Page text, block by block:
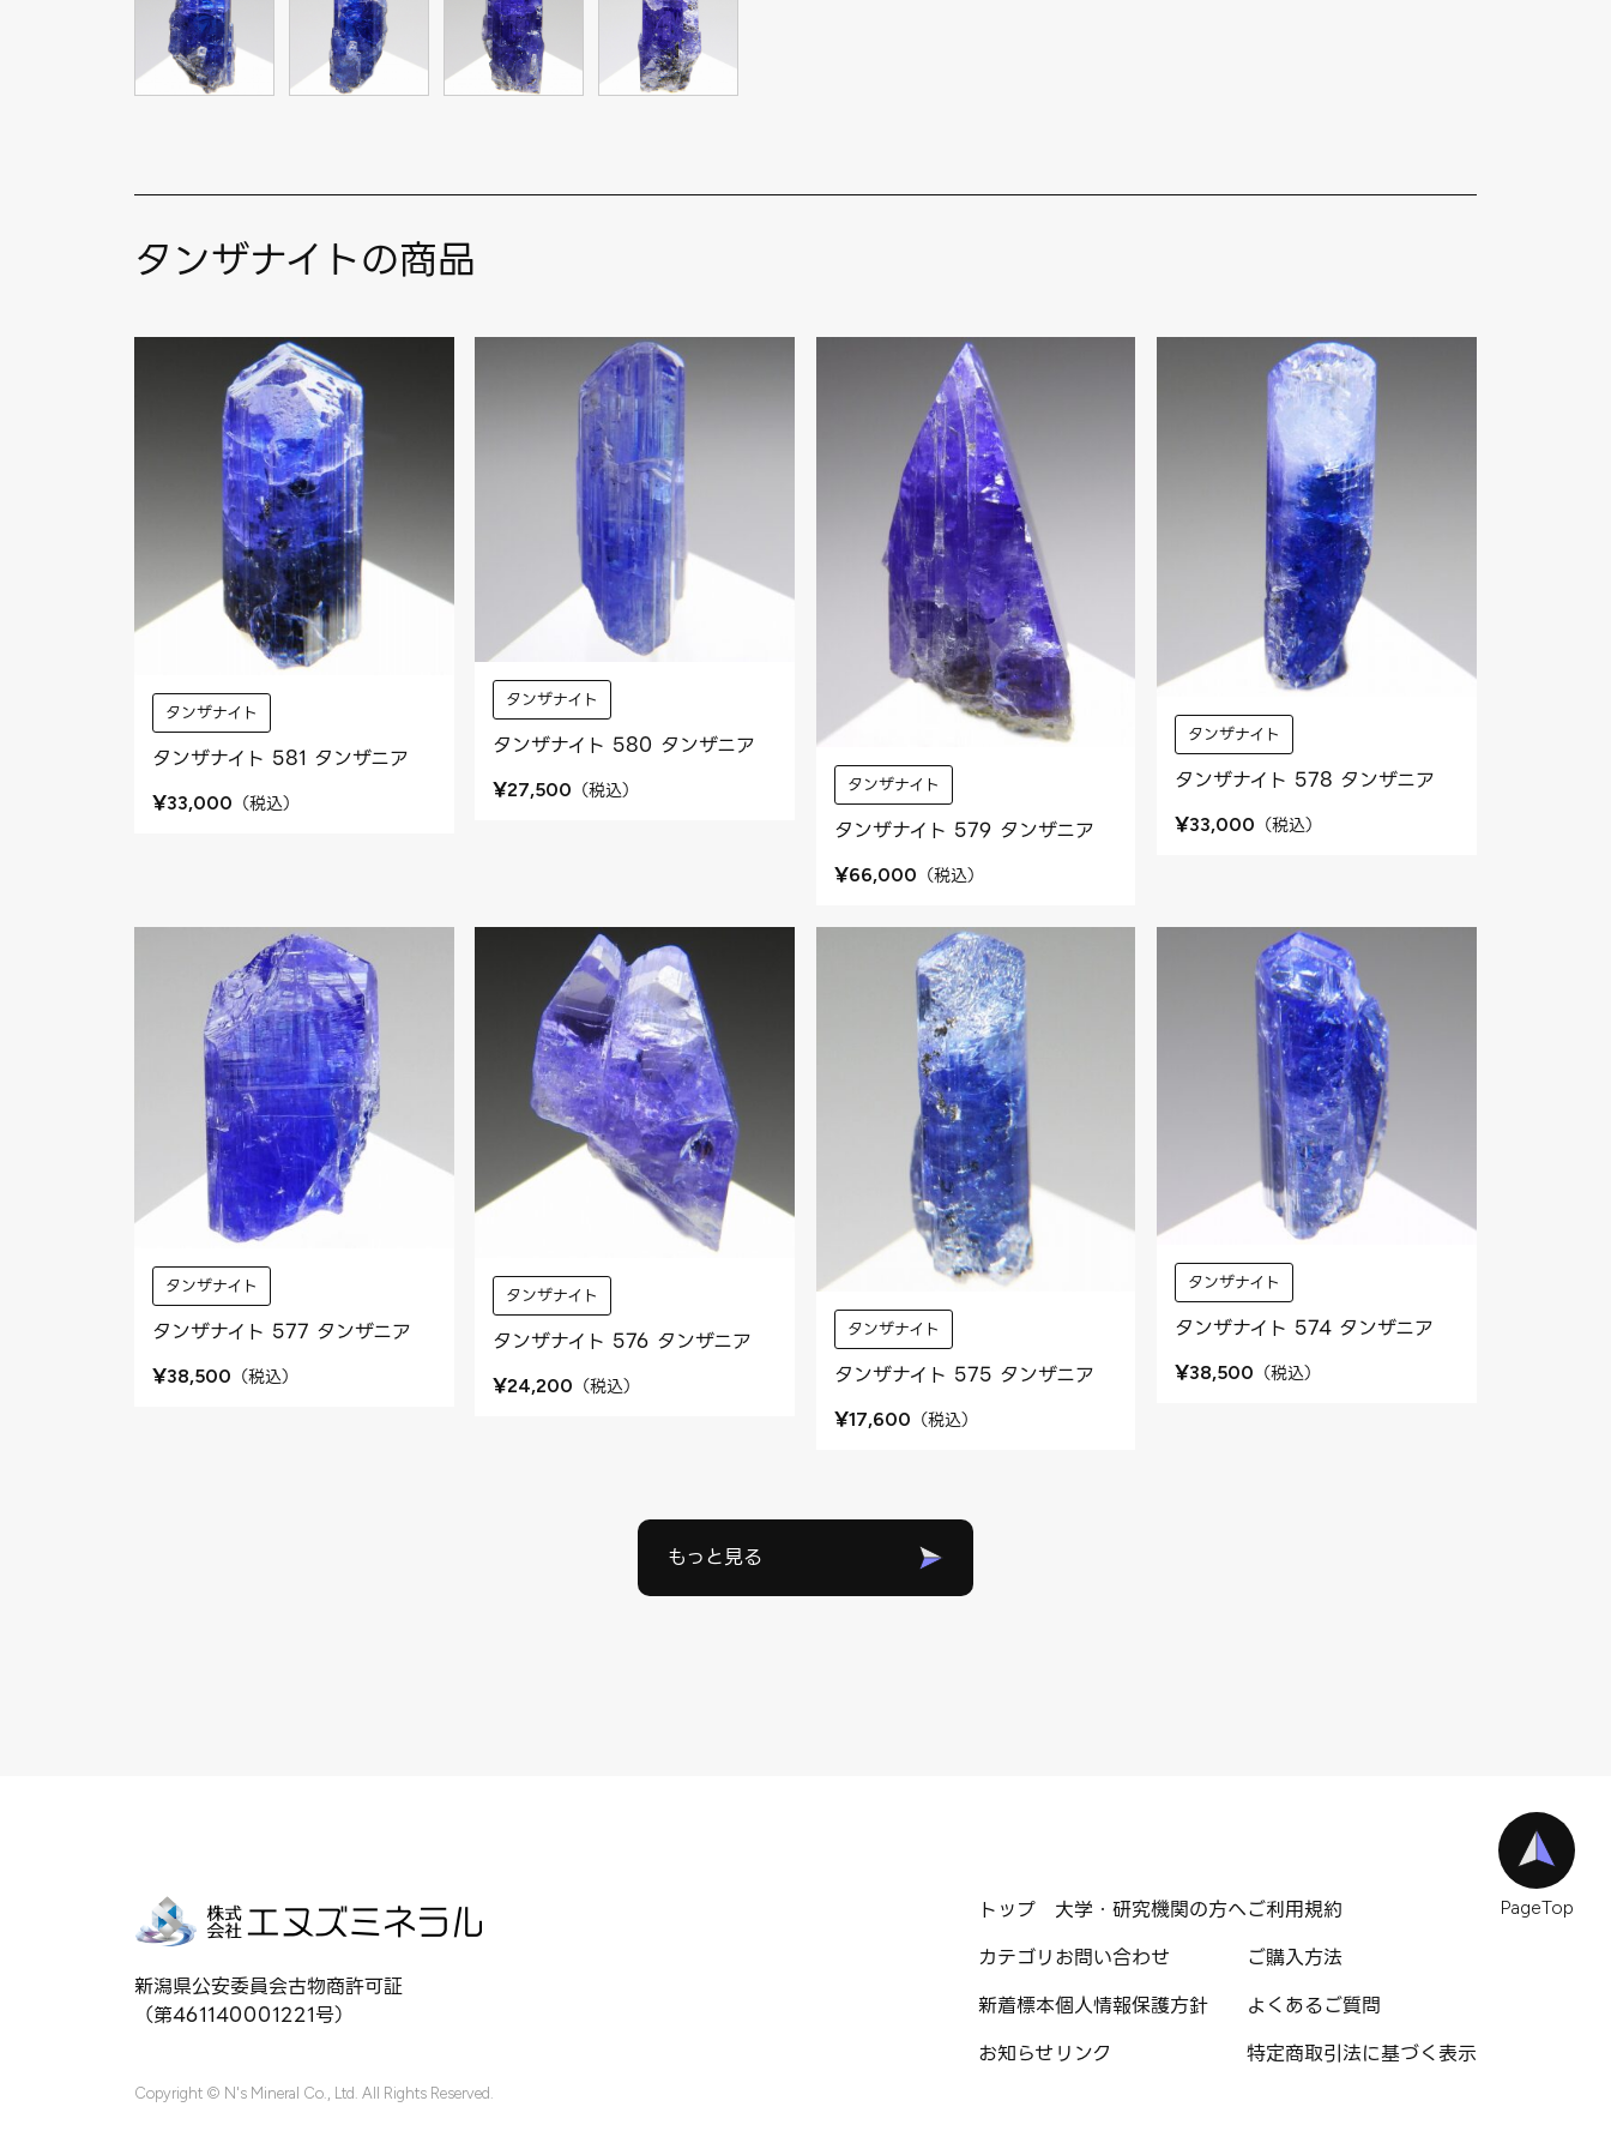
タンザナイトの商品
タンザナイト
タンザナイト 581 タンザニア
¥33,000 （税込）
タンザナイト
タンザナイト 580 タンザニア
¥27,500 （税込） タンザナイト
タンザナイト 579 タンザニア
¥66,000 （税込）
タンザナイト
タンザナイト 578 タンザニア
¥33,000 （税込）
タンザナイト
タンザナイト 577 タンザニア
¥38,500 （税込）
タンザナイト
タンザナイト 576 タンザニア
¥24,200 （税込）
タンザナイト
タンザナイト 575 タンザニア
¥17,600 （税込）
タンザナイト
タンザナイト 574 タンザニア
¥38,500 （税込）
もっと見る
PageTop
新潟県公安委員会古物商許可証
（第461140001221号）
Copyright © N's Mineral Co., Ltd. All Rights Reserved.
トップ
カテゴリ
新着標本
お知らせ
大学・研究機関の方へ
お問い合わせ
個人情報保護方針
リンク
ご利用規約
ご購入方法
よくあるご質問
特定商取引法に基づく表示